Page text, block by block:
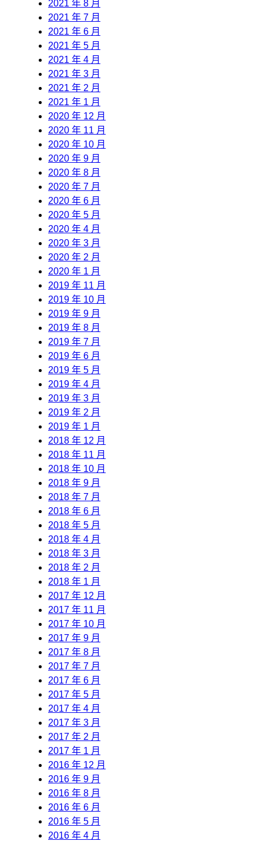
2021 年 8 月
2021 年 7 月
2021 年 6 月
2021 年 5 月
2021 年 4 月
2021 年 3 月
2021 年 2 月
2021 年 1 月
2020 年 12 月
2020 年 11 月
2020 年 10 月
2020 年 9 月
2020 年 8 月
2020 年 7 月
2020 年 6 月
2020 年 5 月
2020 年 4 月
2020 年 3 月
2020 年 2 月
2020 年 1 月
2019 年 11 月
2019 年 10 月
2019 年 9 月
2019 年 8 月
2019 年 7 月
2019 年 6 月
2019 年 5 月
2019 年 4 月
2019 年 3 月
2019 年 2 月
2019 年 1 月
2018 年 12 月
2018 年 11 月
2018 年 10 月
2018 年 9 月
2018 年 7 月
2018 年 6 月
2018 年 5 月
2018 年 4 月
2018 年 3 月
2018 年 2 月
2018 年 1 月
2017 年 12 月
2017 年 11 月
2017 年 10 月
2017 年 9 月
2017 年 8 月
2017 年 7 月
2017 年 6 月
2017 年 5 月
2017 年 4 月
2017 年 3 月
2017 年 2 月
2017 年 1 月
2016 年 12 月
2016 年 9 月
2016 年 8 月
2016 年 6 月
2016 年 5 月
2016 年 4 月